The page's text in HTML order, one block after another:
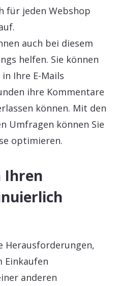
für jeden Webshop
auch bei diesem
helfen. Sie können
Ihre E-Mails
ihre Kommentare
können. Mit den
Umfragen können Sie
optimieren.
Ihren
Herausforderungen,
Einkaufen
anderen